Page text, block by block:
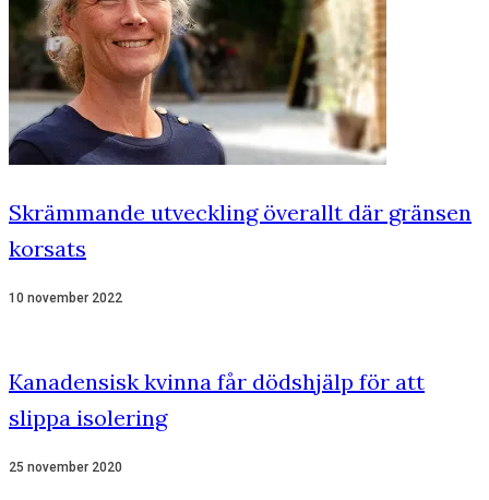
Skrämmande utveckling överallt där gränsen
korsats
10 november 2022
Kanadensisk kvinna får dödshjälp för att
slippa isolering
25 november 2020